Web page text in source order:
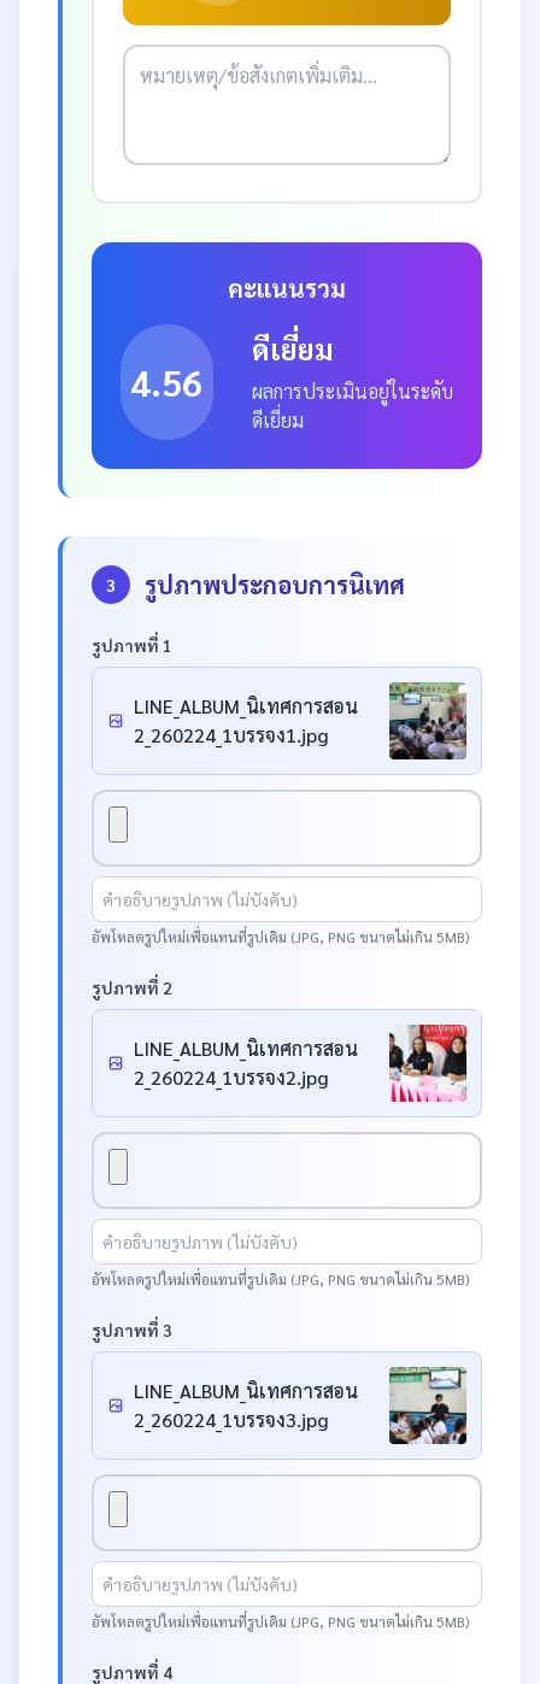
คะแนนรวม
4.56
ดีเยี่ยม
ผลการประเมินอยู่ในระดับ
ดีเยี่ยม
3 รูปภาพประกอบการนิเทศ
รูปภาพที่ 1
LINE_ALBUM_นิเทศการสอน
2_260224_1บรรจง1.jpg
อัพโหลดรูปใหม่เพื่อแทนที่รูปเดิม (JPG, PNG ขนาดไม่เกิน 5MB)
รูปภาพที่ 2
LINE_ALBUM_นิเทศการสอน
2_260224_1บรรจง2.jpg
อัพโหลดรูปใหม่เพื่อแทนที่รูปเดิม (JPG, PNG ขนาดไม่เกิน 5MB)
รูปภาพที่ 3
LINE_ALBUM_นิเทศการสอน
2_260224_1บรรจง3.jpg
อัพโหลดรูปใหม่เพื่อแทนที่รูปเดิม (JPG, PNG ขนาดไม่เกิน 5MB)
รูปภาพที่ 4